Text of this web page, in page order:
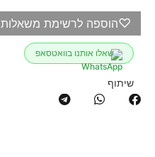
♡הוספה לרשימת משאלות
שאלו אותנו בוואטסאפ
שיתוף